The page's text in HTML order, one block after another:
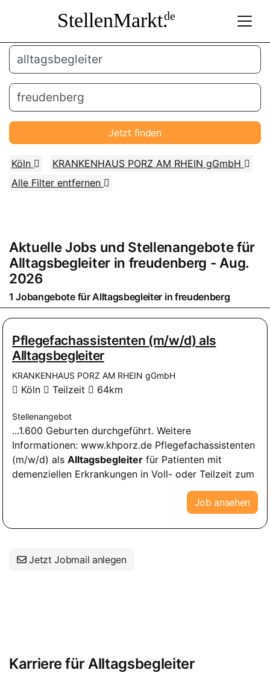
StellenMarkt.de
Jetzt finden
Köln
KRANKENHAUS PORZ AM RHEIN gGmbH
Alle Filter entfernen
Aktuelle Jobs und Stellenangebote für
Alltagsbegleiterin freudenberg - Aug.
2026
1 Jobangebote für Alltagsbegleiter in freudenberg
Pflegefachassistenten (m/w/d) als
Alltagsbegleiter
KRANKENHAUS PORZ AM RHEIN gGmbH
Köln Teilzeit 64km
Stellenangebot
...1.600 Geburten durchgeführt. Weitere
Informationen: www.khporz.de Pflegefachassistenten
(m/w/d) als Alltagsbegleiter für Patienten mit
demenziellen Erkrankungen in Voll- oder Teilzeit zum
Job ansehen
Jetzt Jobmail anlegen
Karriere für Alltagsbegleiter